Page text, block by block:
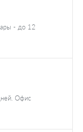
- до 12
Офис